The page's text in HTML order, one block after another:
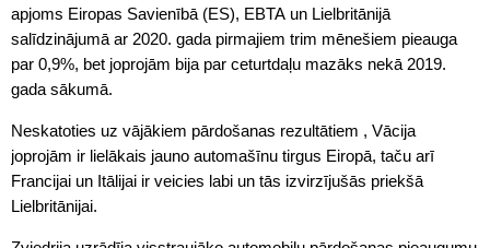
apjoms Eiropas Savienībā (ES), EBTA un Lielbritānijā
salīdzinājumā ar 2020. gada pirmajiem trim mēnešiem pieauga
par 0,9%, bet joprojām bija par ceturtdaļu mazāks nekā 2019.
gada sākumā.
Neskatoties uz vājākiem pārdošanas rezultātiem , Vācija
joprojām ir lielākais jauno automašīnu tirgus Eiropā, taču arī
Francijai un Itālijai ir veicies labi un tās izvirzījušās priekšā
Lielbritānijai.